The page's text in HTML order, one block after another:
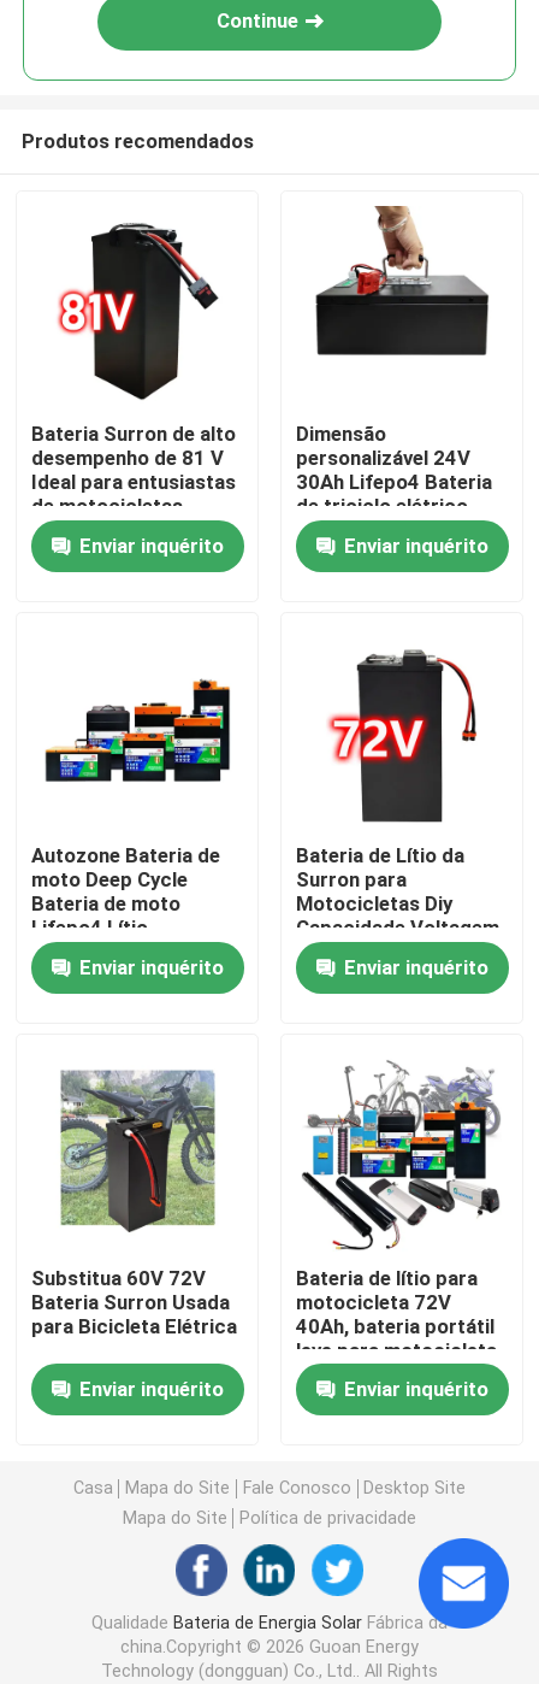
Casa
Produtos
Excursão da fábrica
Contacte-nos
Peça umas citações
Bateria portátil para estação de energia
Energia da bateria da motocicleta
bateria elétrica da bicicleta
Bateria elétrica do "trotinette"
Inversor doméstico de bateria de lítio
Bateria de lítio de alta tensão
armário de armazenamento da energia
Continue
Produtos recomendados
Bateria Surron de alto
desempenho de 81 V
Ideal para entusiastas
de motocicletas
elétricas
Enviar inquérito
Dimensão
personalizável 24V
30Ah Lifepo4 Bateria
de triciclo elétrico
para idosos
Enviar inquérito
Autozone Bateria de
moto Deep Cycle
Bateria de moto
Lifepo4 Lítio
Enviar inquérito
Bateria de Lítio da
Surron para
Motocicletas Diy
Capacidade Voltagem
Substituição 72V
Enviar inquérito
Substitua 60V 72V
Bateria Surron Usada
para Bicicleta Elétrica
Enviar inquérito
Bateria de lítio para
motocicleta 72V
40Ah, bateria portátil
leve para motocicleta
Enviar inquérito
Casa Mapa do Site Fale Conosco
Desktop Site
Mapa do Site
Política de privacidade
Qualidade Bateria de Energia SolarFábrica da
china.Copyright © 2026 Guoan Energy
Technology (dongguan) Co., Ltd.. All Rights